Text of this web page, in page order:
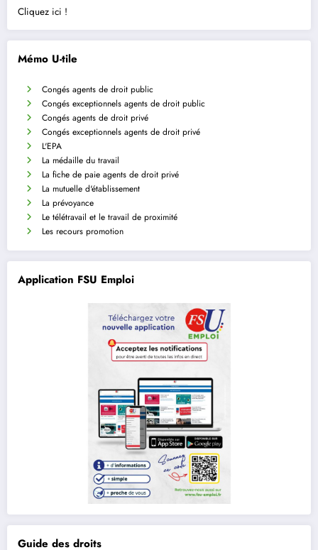
Cliquez ici !
Mémo U-tile
Congés agents de droit public
Congés exceptionnels agents de droit public
Congés agents de droit privé
Congés exceptionnels agents de droit privé
L'EPA
La médaille du travail
La fiche de paie agents de droit privé
La mutuelle d'établissement
La prévoyance
Le télétravail et le travail de proximité
Les recours promotion
Application FSU Emploi
Guide des droits